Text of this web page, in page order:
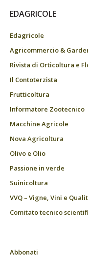
EDAGRICOLE
Edagricole
Agricommercio &
Rivista di Orticoltura e
Il Contoterzista
Frutticoltura
Informatore Zootecnico
Macchine Agricole
Nova Agricoltura
Olivo e Olio
Passione in verde
Suinicoltura
VVQ – Vigne, Vini e
Comitato tecnico
Abbonati